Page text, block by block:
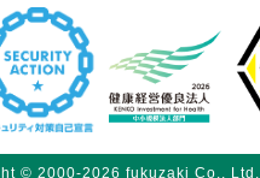
© 2000-2026 fukuzaki Co., Ltd.